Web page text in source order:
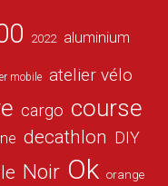
2022 aluminium
mobile atelier vélo
cargo course
decathlon DIY
Noir Ok orange